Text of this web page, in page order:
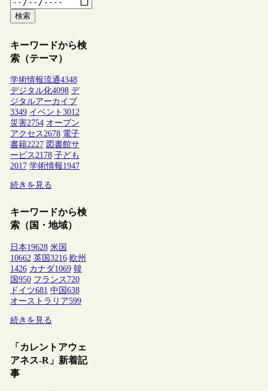
検索
キーワードから検
索（テーマ）
学術情報流通4348
デジタル化4098 デ
ジタルアーカイブ
3349 イベント 3012
災害2754 オープン
アクセス2678 電子
書籍2227 図書館サ
ービス2178 子ども
2017 学術情報1947
続きを見る
キーワードから検
索（国・地域）
日本19628 米国
10662 英国3216 欧州
1426 カナダ1069 韓
国950 フランス 720
ドイツ681 中国638
オーストラリア599
続きを見る
「カレントアウェ
アネス-R」新着記
事